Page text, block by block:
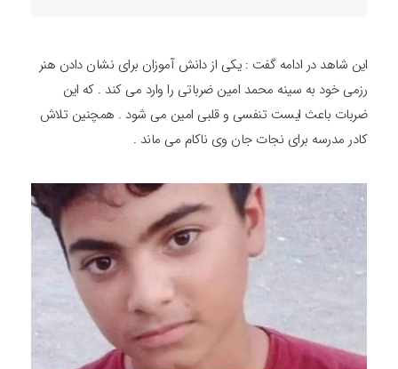
این شاهد در ادامه گفت : یکی از دانش آموزان برای نشان دادن هنر
رزمی خود به سینه محمد امین ضرباتی را وارد می کند . که این
ضربات باعث ایست تنفسی و قلبی امین می شود . همچنین تلاش
کادر مدرسه برای نجات جان وی ناکام می ماند .